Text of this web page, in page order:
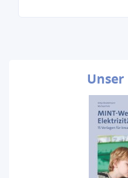
Unser